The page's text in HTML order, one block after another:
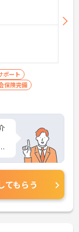
ポート
保険完備
てもらう